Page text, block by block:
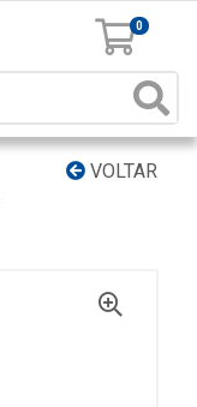
0
VOLTAR